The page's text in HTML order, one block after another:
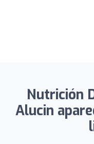
Nutrición
Alucin